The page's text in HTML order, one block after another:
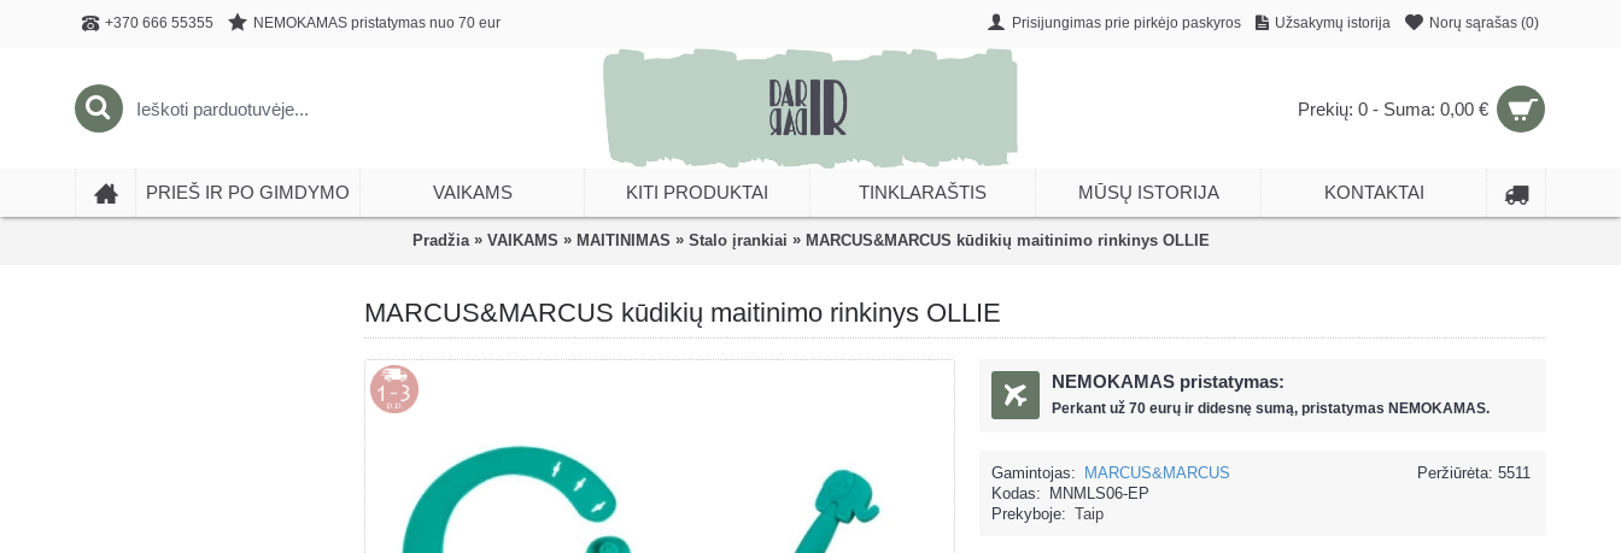
+370 666 55355 NEMOKAMAS pristatymas nuo 70 eur Prisijungimas prie pirkėjo paskyros Užsakymų istorija Norų sąrašas (0)
Prekių: 0 - Suma: 0,00 €
PRIEŠ IR PO GIMDYMO VAIKAMS KITI PRODUKTAI TINKLARAŠTIS MŪSŲ ISTORIJA KONTAKTAI
Pradžia » VAIKAMS » MAITINIMAS » Stalo įrankiai » MARCUS&MARCUS kūdikių maitinimo rinkinys OLLIE
MARCUS&MARCUS kūdikių maitinimo rinkinys OLLIE
NEMOKAMAS pristatymas:
Perkant už 70 eurų ir didesnę sumą, pristatymas NEMOKAMAS.
Peržiūrėta: 5511
Gamintojas:
MARCUS&MARCUS
Kodas:
MNMLS06-EP
Prekyboje: Taip